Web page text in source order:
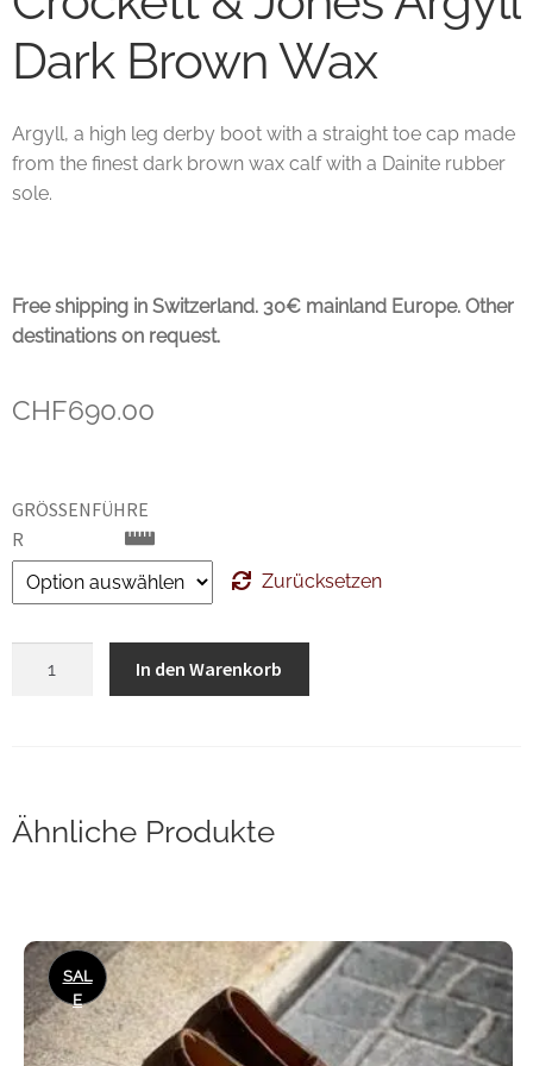
Unsere marken
Dark Brown Wax
Argyll, a high leg derby boot with a straight toe cap made
from the finest dark brown wax calf with a Dainite rubber
sole.
Free shipping in Switzerland. 30€ mainland Europe. Other
destinations on request.
CHF690.00
GRÖSSENFÜHRER
Zurücksetzen
Wax
In den Warenkorb
Ähnliche Produkte
SAL
E
Dieses
Produkt
weist
mehrere